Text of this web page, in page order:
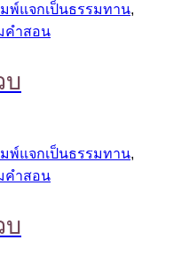
พ์แจกเป็นธรรมทาน,
คำสอน
บ
พ์แจกเป็นธรรมทาน,
คำสอน
บ